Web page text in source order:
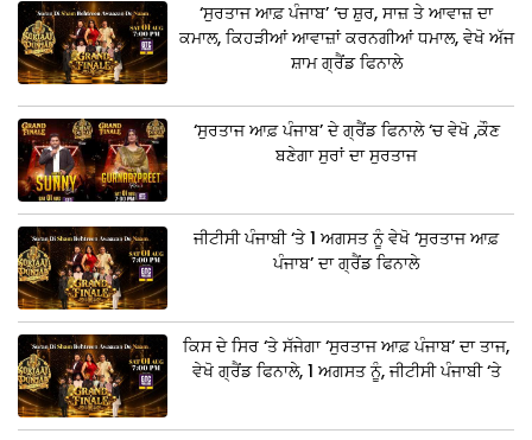
‘ਸੁਰਤਾਜ ਆਫ਼ ਪੰਜਾਬ’ ‘ਚ ਸ਼ੁਰ, ਸਾਜ਼ ਤੇ ਆਵਾਜ਼ ਦਾ
ਕਮਾਲ, ਕਿਹੜੀਆਂ ਆਵਾਜ਼ਾਂ ਕਰਨਗੀਆਂ ਧਮਾਲ, ਵੇਖੋ ਅੱਜ
ਸ਼ਾਮ ਗ੍ਰੈਂਡ ਫਿਨਾਲੇ
‘ਸੁਰਤਾਜ ਆਫ਼ ਪੰਜਾਬ’ ਦੇ ਗ੍ਰੈਂਡ ਫਿਨਾਲੇ ‘ਚ ਵੇਖੋ ,ਕੌਣ
ਬਣੇਗਾ ਸੁਰਾਂ ਦਾ ਸੁਰਤਾਜ
ਜੀਟੀਸੀ ਪੰਜਾਬੀ ‘ਤੇ 1 ਅਗਸਤ ਨੂੰ ਵੇਖੋ ‘ਸੁਰਤਾਜ ਆਫ਼
ਪੰਜਾਬ’ ਦਾ ਗ੍ਰੈਂਡ ਫਿਨਾਲੇ
ਕਿਸ ਦੇ ਸਿਰ ‘ਤੇ ਸੱਜੇਗਾ ‘ਸੁਰਤਾਜ ਆਫ਼ ਪੰਜਾਬ’ ਦਾ ਤਾਜ,
ਵੇਖੋ ਗ੍ਰੈਂਡ ਫਿਨਾਲੇ, 1 ਅਗਸਤ ਨੂੰ, ਜੀਟੀਸੀ ਪੰਜਾਬੀ ‘ਤੇ